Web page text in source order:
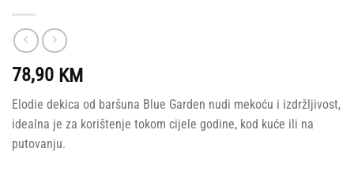
78,90 KM
Elodie dekica od baršuna Blue Garden nudi mekoću i izdržljivost,
idealna je za korištenje tokom cijele godine, kod kuće ili na
putovanju.